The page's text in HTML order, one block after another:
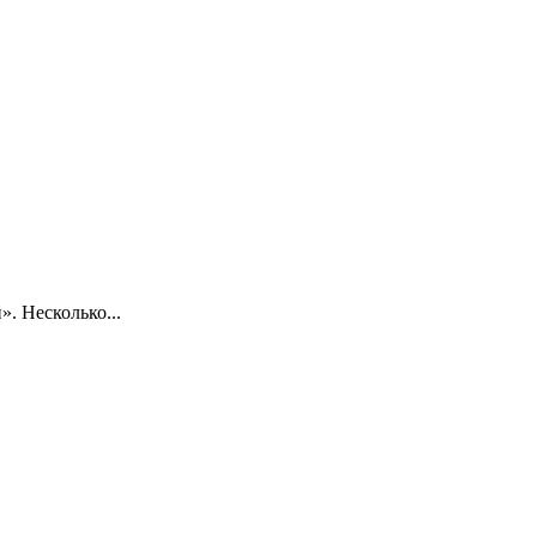
Несколько...